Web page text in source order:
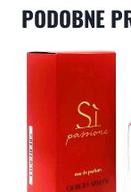
PODOBNE